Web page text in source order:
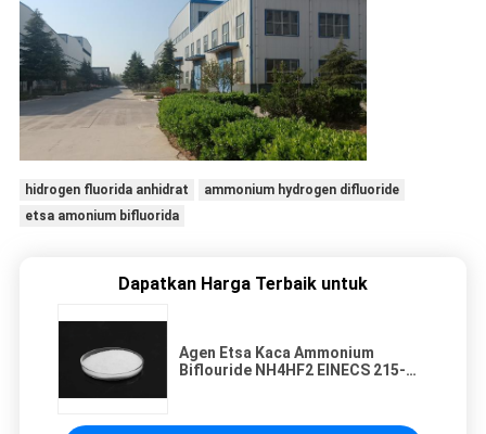
hidrogen fluorida anhidrat
ammonium hydrogen difluoride
etsa amonium bifluorida
Dapatkan Harga Terbaik untuk
Agen Etsa Kaca Ammonium
Biflouride NH4HF2 EINECS 215-